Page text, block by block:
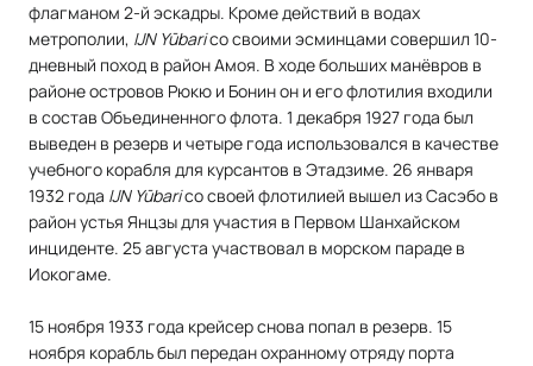
флагманом 2-й эскадры. Кроме действий в водах
метрополии, IJN Yūbariсо своими эсминцами совершил 10-
дневный поход в район Амоя. В ходе больших манёвров в
районе островов Рюкю и Бонин он и его флотилия входили
в состав Объединенного флота. 1 декабря 1927 года был
выведен в резерв и четыре года использовался в качестве
учебного корабля для курсантов в Этадзиме. 26 января
1932 года IJN Yūbariсо своей флотилией вышел из Сасэбо в
район устья Янцзы для участия в Первом Шанхайском
инциденте. 25 августа участвовал в морском параде в
Иокогаме.
15 ноября 1933 года крейсер снова попал в резерв. 15
ноября корабль был передан охранному отряду порта